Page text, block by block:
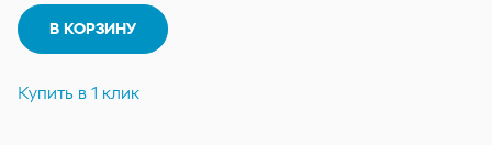
В КОРЗИНУ
Купить в 1 клик